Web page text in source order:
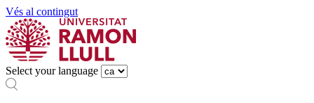
Vés al contingut
Select your language